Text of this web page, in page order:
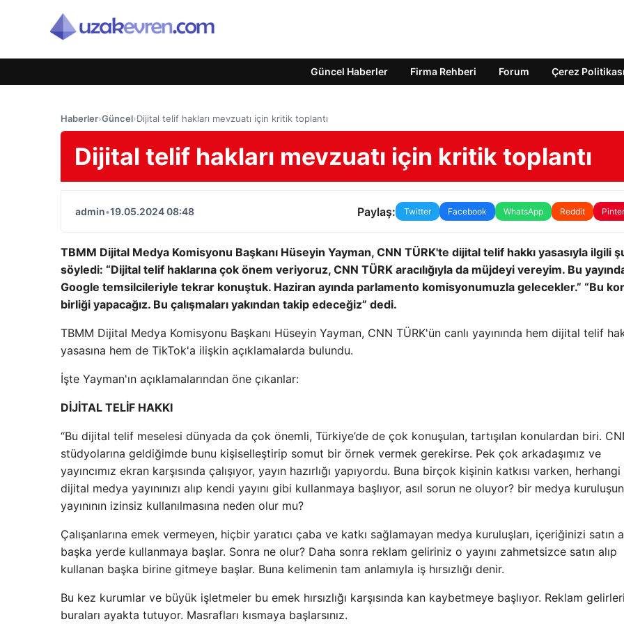
Güncel Haberler Firma Rehberi Forum Çerez Politikası
Haberler›Güncel›Dijital telif hakları mevzuatı için kritik toplantı
Dijital telif hakları mevzuatı için kritik toplantı
admin•19.05.2024 08:48 Paylaş: Twitter Facebook WhatsApp Reddit
TBMM Dijital Medya Komisyonu Başkanı Hüseyin Yayman, CNN TÜRK'te dijital telif hakkı yasasıyla ilgili
söyledi: “Dijital telif haklarına çok önem veriyoruz, CNN TÜRK aracılığıyla da müjdeyi vereyim. Bu
Google temsilcileriyle tekrar konuştuk. Haziran ayında parlamento komisyonumuzla gelecekler.” “Bu
birliği yapacağız. Bu çalışmaları yakından takip edeceğiz” dedi.
TBMM Dijital Medya Komisyonu Başkanı Hüseyin Yayman, CNN TÜRK'ün canlı yayınında hem dijital telif
yasasına hem de TikTok'a ilişkin açıklamalarda bulundu.
İşte Yayman'ın açıklamalarından öne çıkanlar:
DİJİTAL TELİF HAKKI
“Bu dijital telif meselesi dünyada da çok önemli, Türkiye’de de çok konuşulan, tartışılan konulardan biri.
stüdyolarına geldiğimde bunu kişiselleştirip somut bir örnek vermek gerekirse. Pek çok arkadaşımız ve
yayıncımız ekran karşısında çalışıyor, yayın hazırlığı yapıyordu. Buna birçok kişinin katkısı varken,
dijital medya yayınınızı alıp kendi yayını gibi kullanmaya başlıyor, asıl sorun ne oluyor? bir medya
yayınının izinsiz kullanılmasına neden olur mu?
Çalışanlarına emek vermeyen, hiçbir yaratıcı çaba ve katkı sağlamayan medya kuruluşları, içeriğinizi satın
başka yerde kullanmaya başlar. Sonra ne olur? Daha sonra reklam geliriniz o yayını zahmetsizce satın alıp
kullanan başka birine gitmeye başlar. Buna kelimenin tam anlamıyla iş hırsızlığı denir.
Bu kez kurumlar ve büyük işletmeler bu emek hırsızlığı karşısında kan kaybetmeye başlıyor. Reklam gelirleri
buraları ayakta tutuyor. Masrafları kısmaya başlarsınız.